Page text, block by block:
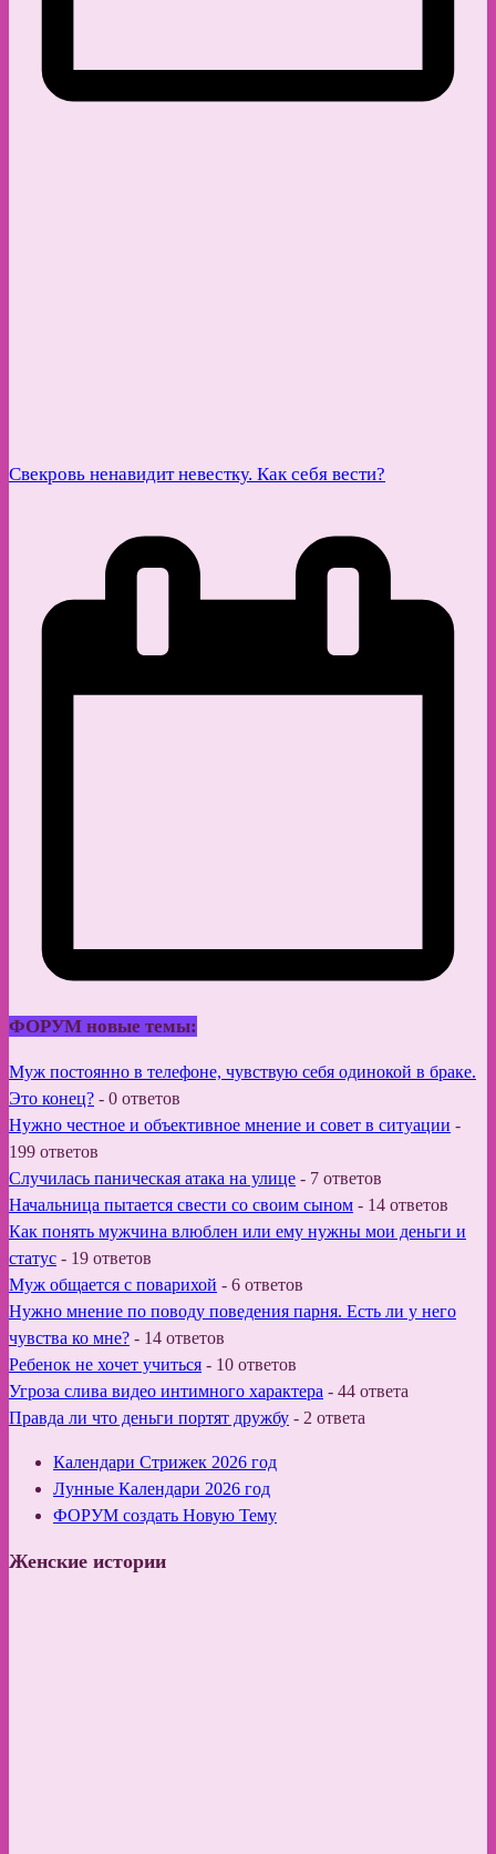
Свекровь ненавидит невестку. Как себя вести?
ФОРУМ новые темы:
Муж постоянно в телефоне, чувствую себя одинокой в браке.
Это конец? - 0 ответов
Нужно честное и объективное мнение и совет в ситуации -
199 ответов
Случилась паническая атака на улице - 7 ответов
Начальница пытается свести со своим сыном - 14 ответов
Как понять мужчина влюблен или ему нужны мои деньги и
статус - 19 ответов
Муж общается с поварихой - 6 ответов
Нужно мнение по поводу поведения парня. Есть ли у него
чувства ко мне? - 14 ответов
Ребенок не хочет учиться - 10 ответов
Угроза слива видео интимного характера - 44 ответа
Правда ли что деньги портят дружбу - 2 ответа
Календари Стрижек 2026 год
Лунные Календари 2026 год
ФОРУМ создать Новую Тему
Женские истории